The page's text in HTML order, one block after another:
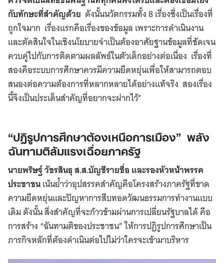
Search
for:
กับทักษะที่สำคัญด้วย ดังนั้นนวัตกรรมทั้ง 8 เรื่องซึ่งเป็นเรื่องที่
ถูกใจมาก เรื่องแรกคือเรื่องของข้อมูล เพราะการดำเนินงาน
และตัดสินใจในเชิงนโยบายจำเป็นต้องอาศัยฐานข้อมูลที่ชัดเจน
ควบคู่ไปกับการติดตามผลลัพธ์ในตัวเด็กอย่างต่อเนื่อง เรื่องที่
สองคือระบบการศึกษาควรมีความยืดหยุ่นเพื่อให้สามารถตอบ
สนองต่อความต้องการที่หลากหลายได้อย่างแท้จริง สองเรื่อง
นี้จึงเป็นประเด็นสำคัญที่อยากจะฝากไว้”
“ปฏิรูปการศึกษาต้องเหนือการเมือง” พลัง
ฉันทามติล้มแรงเฉื่อยภาครัฐ
นายพริษฐ์ วัชรสินธุ ส.ส.บัญชีรายชื่อ และรองหัวหน้าพรรค
ประชาชนเน้นย้ำว่าอุปสรรคสำคัญคือโครงสร้างภาครัฐที่ขาด
ความยืดหยุ่นและปัญหาการสืบทอดวัฒนธรรมการทำงานแบบ
เดิม ดังนั้น สิ่งสำคัญที่จะก้าวข้ามผ่านการเปลี่ยนรัฐบาลได้ คือ
การสร้าง “ฉันทามติของประชาชน” ให้การปฏิรูปการศึกษาเป็น
ภารกิจหลักที่ต้องดำเนินต่อไปไม่ว่าใครจะเข้ามาบริหาร